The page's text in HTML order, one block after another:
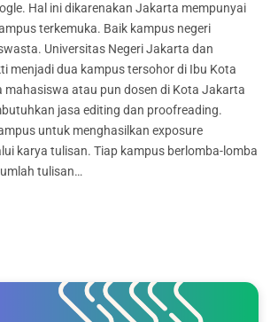
Hal ini dikarenakan Jakarta mempunyai
terkemuka. Baik kampus negeri
Universitas Negeri Jakarta dan
menjadi dua kampus tersohor di Ibu Kota
mahasiswa atau pun dosen di Kota Jakarta
jasa editing dan proofreading.
untuk menghasilkan exposure
karya tulisan. Tiap kampus berlomba-lomba
tulisan…